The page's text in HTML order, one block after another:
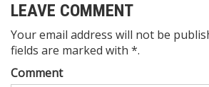
LEAVE COMMENT
Your email address will not be
fields are marked with *.
Comment